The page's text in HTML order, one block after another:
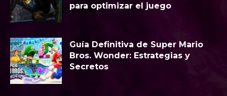
para optimizar el juego
Guía Definitiva de Super Mario
Bros. Wonder: Estrategias y
Secretos